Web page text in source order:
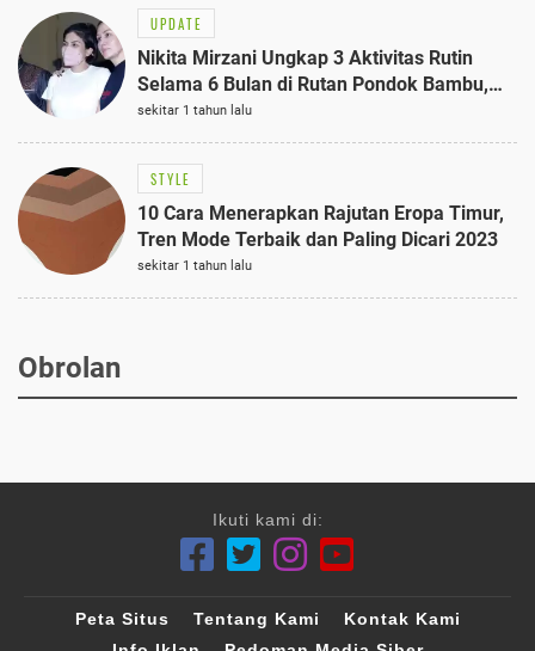
UPDATE
Nikita Mirzani Ungkap 3 Aktivitas Rutin
Selama 6 Bulan di Rutan Pondok Bambu,
Terungkap!
sekitar 1 tahun lalu
STYLE
10 Cara Menerapkan Rajutan Eropa Timur,
Tren Mode Terbaik dan Paling Dicari 2023
sekitar 1 tahun lalu
Obrolan
Ikuti kami di:
Peta Situs Tentang Kami
Kontak Kami